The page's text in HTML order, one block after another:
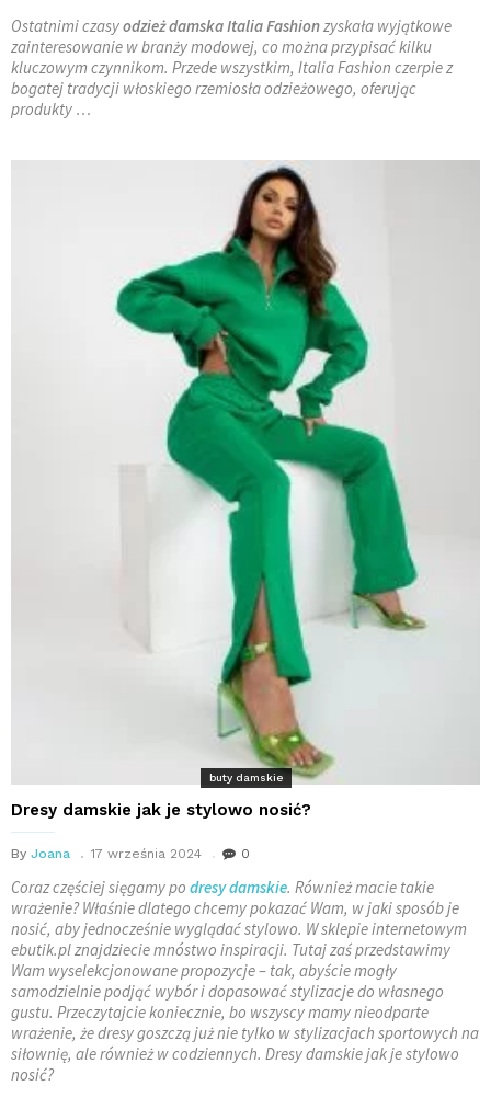
Ostatnimi czasyodzież damska Italia Fashionzyskała wyjątkowe
zainteresowanie w branży modowej, co można przypisać kilku
kluczowym czynnikom. Przede wszystkim, Italia Fashion czerpie z
bogatej tradycji włoskiego rzemiosła odzieżowego, oferując
produkty …
buty damskie
Dresy damskie jak je stylowo nosić?
By Joana 17 września 2024 0
Coraz częściej sięgamy po dresy damskie. Również macie takie
wrażenie? Właśnie dlatego chcemy pokazać Wam, w jaki sposób je
nosić, aby jednocześnie wyglądać stylowo. W sklepie internetowym
ebutik.pl znajdziecie mnóstwo inspiracji. Tutaj zaś przedstawimy
Wam wyselekcjonowane propozycje – tak, abyście mogły
samodzielnie podjąć wybór i dopasować stylizacje do własnego
gustu. Przeczytajcie koniecznie, bo wszyscy mamy nieodparte
wrażenie, że dresy goszczą już nie tylko w stylizacjach sportowych na
siłownię, ale również w codziennych. Dresy damskie jak je stylowo
nosić?